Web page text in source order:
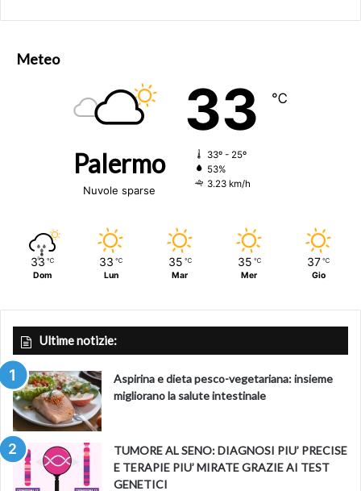
Meteo
Palermo
Nuvole sparse
33 ℃
33º - 25º
53%
3.23 km/h
33 ℃
Dom
33 ℃
Lun
35 ℃
Mar
35 ℃
Mer
37 ℃
Gio
Ultime notizie:
Aspirina e dieta pesco-vegetariana: insieme
migliorano la salute intestinale
TUMORE AL SENO: DIAGNOSI PIU’ PRECISE
E TERAPIE PIU’ MIRATE GRAZIE AI TEST
GENETICI